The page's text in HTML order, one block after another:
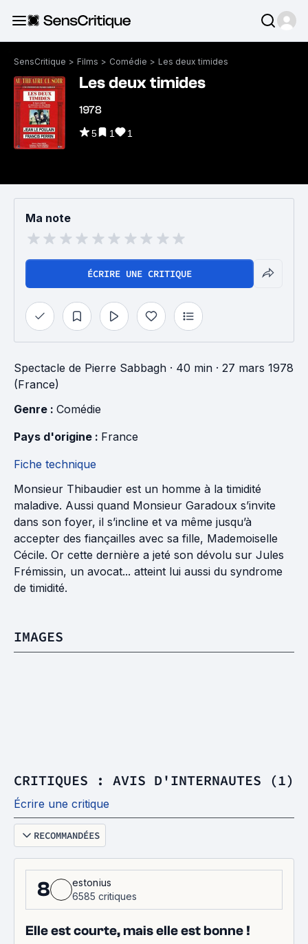
SensCritique > Films > Comédie > Les deux timides
Les deux timides
1978
5 1 1
Ma note
ÉCRIRE UNE CRITIQUE
Spectacle de Pierre Sabbagh · 40 min · 27 mars 1978
(France)
Genre : Comédie
Pays d'origine : France
Fiche technique
Monsieur Thibaudier est un homme à la timidité
maladive. Aussi quand Monsieur Garadoux s’invite
dans son foyer, il s’incline et va même jusqu’à
accepter des fiançailles avec sa fille, Mademoiselle
Cécile. Or cette dernière a jeté son dévolu sur Jules
Frémissin, un avocat... atteint lui aussi du syndrome
de timidité.
IMAGES
CRITIQUES : AVIS D'INTERNAUTES (1)
Écrire une critique
RECOMMANDÉES
8
estonius
6585 critiques
Elle est courte, mais elle est bonne !